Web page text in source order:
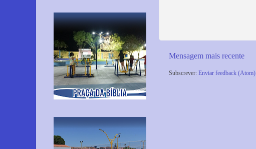
Mensagem mais recente
Subscrever: Enviar feedback (Atom)